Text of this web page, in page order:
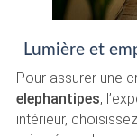
Lumière et
Pour assurer une
elephantipes,
intérieur,